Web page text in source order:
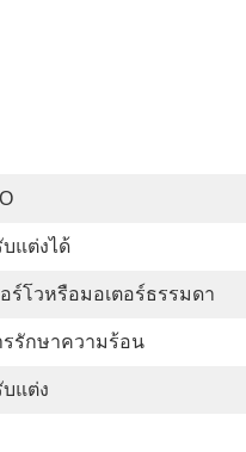
แต่งได้
อร์โวหรือมอเตอร์ธรรมดา
รรักษาความร้อน
แต่ง